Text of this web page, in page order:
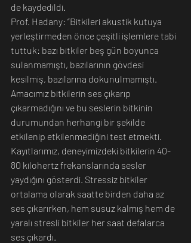
de kaydedildi.
Prof. Hadany: “Bitkileri akustik kutuya
yerleştirmeden önce çeşitli işlemlere tabi
tuttuk: bazı bitkiler beş gün boyunca
sulanmamıştı, bazılarının gövdesi
kesilmiş, bazılarına dokunulmamıştı.
Amacımız bitkilerin ses çıkarıp
çıkarmadığını ve bu seslerin bitkinin
durumundan herhangi bir şekilde
etkilenip etkilenmediğini test etmekti.
Kayıtlarımız, deneyimizdeki bitkilerin 40-
80 kilohertz frekanslarında sesler
yaydığını gösterdi. Stressiz bitkiler
ortalama olarak saatte birden daha az
ses çıkarırken, hem susuz kalmış hem de
yaralı stresli bitkiler her saat defalarca
ses çıkardı.